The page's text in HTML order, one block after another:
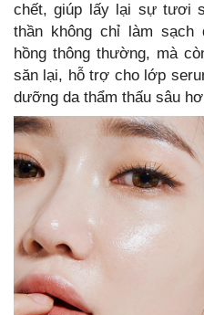
chết, giúp lấy lại sự tươi
thần không chỉ làm
hồng thông thường, mà
săn lại, hỗ trợ cho lớp
dưỡng da thẩm thấu sâu